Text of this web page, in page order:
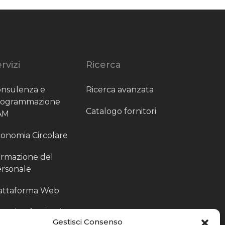
Gestisci Consenso
e
Circolare
del
Web
fornitori
Ricerca
Ricerca avanzata
Catalogo fornitori